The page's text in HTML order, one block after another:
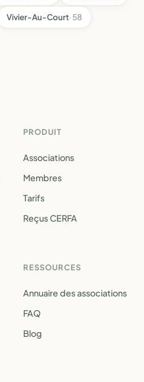
Vivier-Au-Court· 58
PRODUIT
Associations
Membres
Tarifs
Reçus CERFA
RESSOURCES
Annuaire des associations
FAQ
Blog